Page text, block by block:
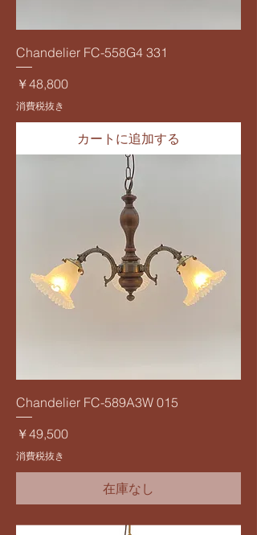
Chandelier FC-558G4 331
価格
￥48,800
消費税抜き
カートに追加する
Chandelier FC-589A3W 015
価格
￥49,500
消費税抜き
在庫なし